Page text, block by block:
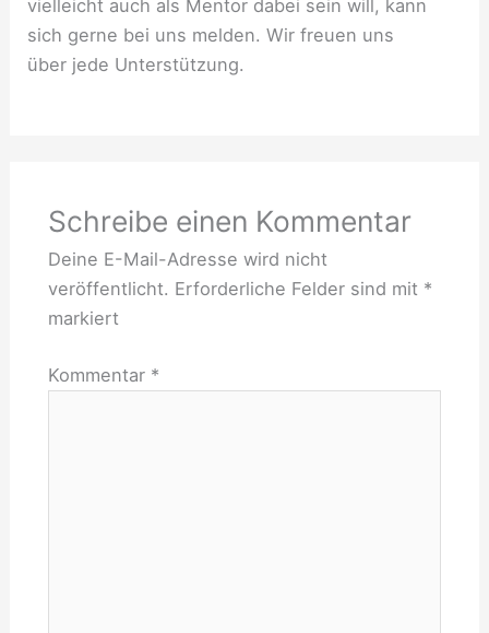
vielleicht auch als Mentor dabei sein will, kann
sich gerne bei uns melden. Wir freuen uns
über jede Unterstützung.
Schreibe einen Kommentar
Deine E-Mail-Adresse wird nicht
veröffentlicht. Erforderliche Felder sind mit *
markiert
Kommentar *